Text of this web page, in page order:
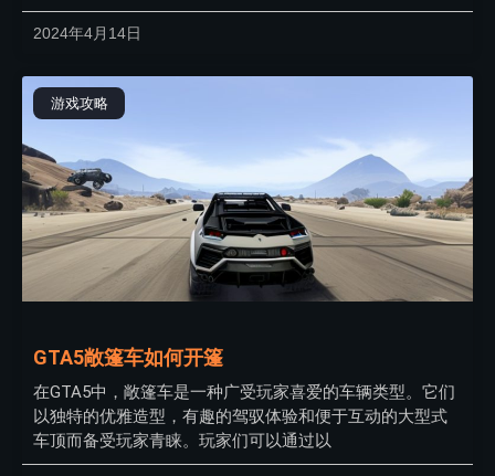
2024年4月14日
游戏攻略
GTA5敞篷车如何开篷
在GTA5中，敞篷车是一种广受玩家喜爱的车辆类型。它们
以独特的优雅造型，有趣的驾驭体验和便于互动的大型式
车顶而备受玩家青睐。玩家们可以通过以